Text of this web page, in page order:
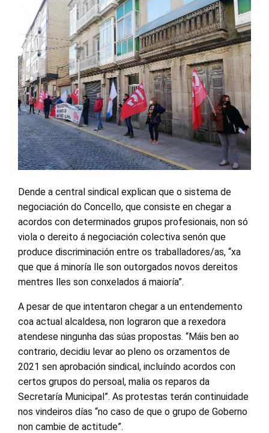
Dende a central sindical explican que o sistema de
negociación do Concello, que consiste en chegar a
acordos con determinados grupos profesionais, non só
viola o dereito á negociación colectiva senón que
produce discriminación entre os traballadores/as, “xa
que que á minoría lle son outorgados novos dereitos
mentres lles son conxelados á maioría”.
A pesar de que intentaron chegar a un entendemento
coa actual alcaldesa, non lograron que a rexedora
atendese ningunha das súas propostas. “Máis ben ao
contrario, decidiu levar ao pleno os orzamentos de
2021 sen aprobación sindical, incluíndo acordos con
certos grupos do persoal, malia os reparos da
Secretaría Municipal”. As protestas terán continuidade
nos vindeiros días “no caso de que o grupo de Goberno
non cambie de actitude”.